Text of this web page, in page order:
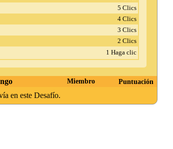
5 Clics
4 Clics
3 Clics
2 Clics
1 Haga clic
Miembro Puntuación
en este Desafío.